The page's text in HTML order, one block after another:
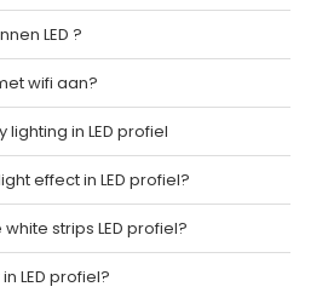
LED ?
wifi aan?
in LED profiel
effect in LED profiel?
strips LED profiel?
LED profiel?